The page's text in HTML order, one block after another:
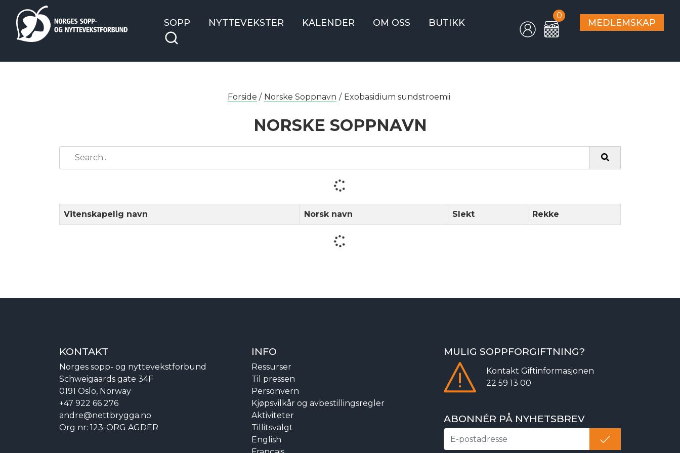
SOPP NYTTEVEKSTER KALENDER OM OSS BUTIKK
0
MEDLEMSKAP
Forside / Norske Soppnavn / Exobasidium sundstroemii
NORSKE SOPPNAVN
Vitenskapelig navn Norsk navn Slekt Rekke
KONTAKT
Norges sopp- og nyttevekstforbund
Schweigaards gate 34F
0191 Oslo, Norway
+47 922 66 276
andre@nettbrygga.no
Org nr: 123-ORG AGDER
INFO
Ressurser
Til pressen
Personvern
Kjøpsvilkår og avbestillingsregler
Aktiviteter
Tillitsvalgt
English
MULIG SOPPFORGIFTNING?
Kontakt Giftinformasjonen
22 59 13 00
ABONNÉR PÅ NYHETSBREV